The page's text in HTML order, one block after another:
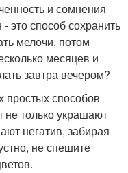
и сомнения
это способ сохранить
мелочи, потом
месяцев и
завтра вечером?
простых способов
не только украшают
негатив, забирая
не спешите